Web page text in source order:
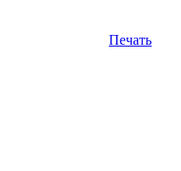
Печать